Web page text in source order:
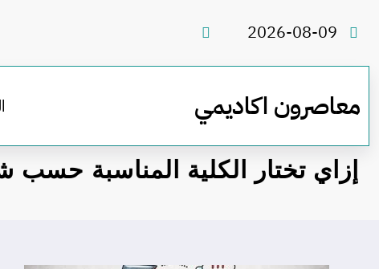
2026-08-09
معاصرون اكاديمي
إزاي تختار الكلية المناسبة